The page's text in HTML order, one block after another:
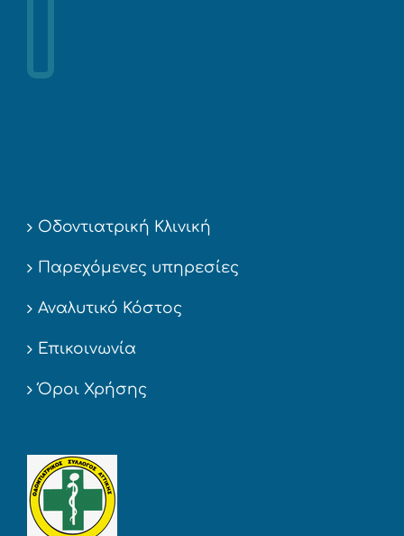
Οδοντιατρική Κλινική
Παρεχόμενες υπηρεσίες
Αναλυτικό Κόστος
Επικοινωνία
Όροι Χρήσης